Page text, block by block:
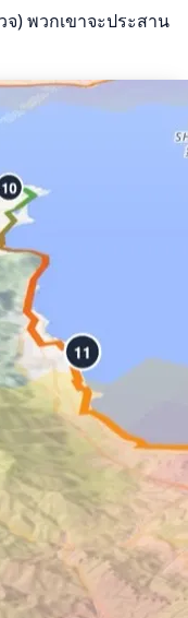
) พวกเขาจะประสาน